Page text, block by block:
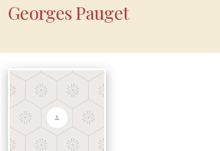
Georges Pauget